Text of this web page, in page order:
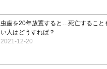
虫歯を20年放置すると…死亡すること
い人はどうすれば？
2021-12-20